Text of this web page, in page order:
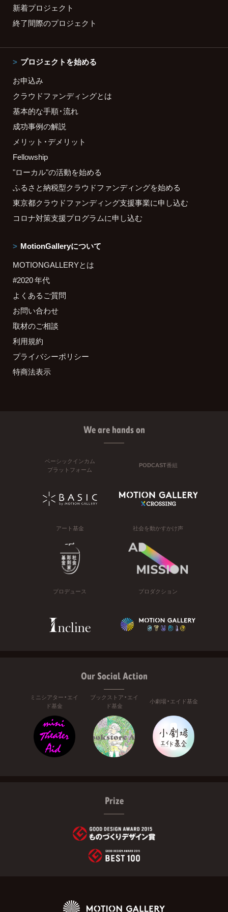
新着プロジェクト
終了間際のプロジェクト
プロジェクトを始める
お申込み
クラウドファンディングとは
基本的な手順・流れ
成功事例の解説
メリット・デメリット
Fellowship
"ローカル"の活動を始める
ふるさと納税型クラウドファンディングを始める
東京都クラウドファンディング支援事業に申し込む
コロナ対策支援プログラムに申し込む
MotionGalleryについて
MOTIONGALLERYとは
#2020 年代
よくあるご質問
お問い合わせ
取材のご相談
利用規約
プライバシーポリシー
特商法表示
We are hands on
ベーシックインカム
プラットフォーム
PODCAST番組
アート基金 社会を動かすかけ声
プロデュース プロダクション
Our Social Action
ミニシアター・エイ
ド基金
ブックストア・エイ
ド基金
小劇場・エイド基金
Prize